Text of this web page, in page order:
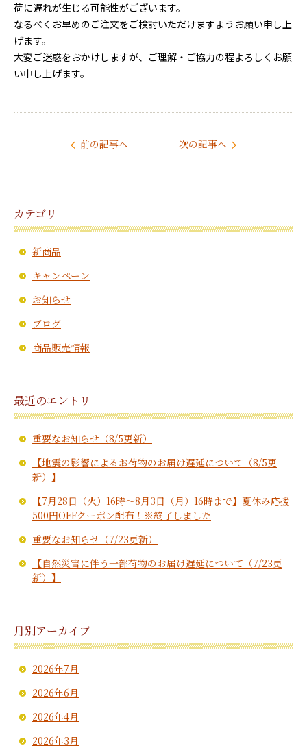
荷に遅れが生じる可能性がございます。
なるべくお早めのご注文をご検討いただけますようお願い申し上
げます。
大変ご迷惑をおかけしますが、ご理解・ご協力の程よろしくお願
い申し上げます。
前の記事へ 次の記事へ
カテゴリ
新商品
キャンペーン
お知らせ
ブログ
商品販売情報
最近のエントリ
重要なお知らせ（8/5更新）
【地震の影響によるお荷物のお届け遅延について（8/5更
新）】
【7月28日（火）16時～8月3日（月）16時まで】夏休み応援
500円OFFクーポン配布！※終了しました
重要なお知らせ（7/23更新）
【自然災害に伴う一部荷物のお届け遅延について（7/23更
新）】
月別アーカイブ
2026年7月
2026年6月
2026年4月
2026年3月